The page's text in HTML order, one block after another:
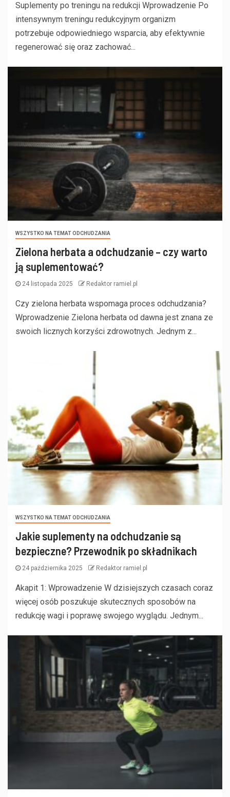
Suplementy po treningu na redukcji Wprowadzenie Po
intensywnym treningu redukcyjnym organizm
potrzebuje odpowiedniego wsparcia, aby efektywnie
regenerować się oraz zachować...
WSZYSTKO NA TEMAT ODCHUDZANIA
Zielona herbata a odchudzanie – czy warto
ją suplementować?
24 listopada 2025 Redaktor ramiel.pl
Czy zielona herbata wspomaga proces odchudzania?
Wprowadzenie Zielona herbata od dawna jest znana ze
swoich licznych korzyści zdrowotnych. Jednym z...
WSZYSTKO NA TEMAT ODCHUDZANIA
Jakie suplementy na odchudzanie są
bezpieczne? Przewodnik po składnikach
24 października 2025 Redaktor ramiel.pl
Akapit 1: Wprowadzenie W dzisiejszych czasach coraz
więcej osób poszukuje skutecznych sposobów na
redukcję wagi i poprawę swojego wyglądu. Jednym...